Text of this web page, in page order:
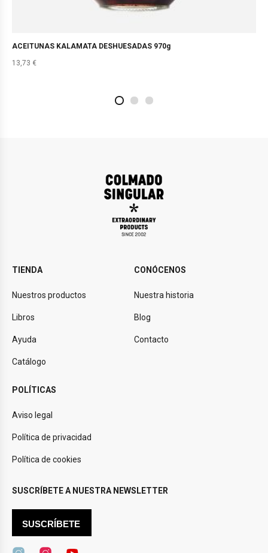
ACEITUNAS KALAMATA DESHUESADAS 970g
13,73 €
TIENDA
Nuestros productos
Libros
Ayuda
Catálogo
CONÓCENOS
Nuestra historia
Blog
Contacto
POLÍTICAS
Aviso legal
Política de privacidad
Política de cookies
SUSCRÍBETE A NUESTRA NEWSLETTER
SUSCRÍBETE